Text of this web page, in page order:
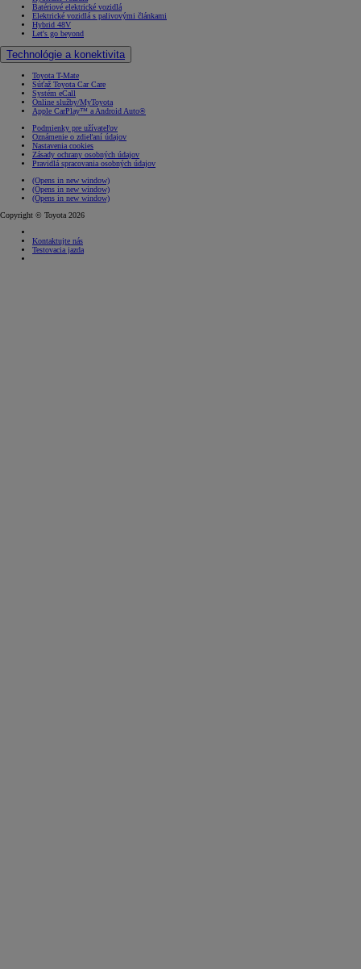
Batériové elektrické vozidlá
Elektrické vozidlá s palivovými článkami
Hybrid 48V
Let's go beyond
Technológie a konektivita
Toyota T-Mate
Súťaž Toyota Car Care
Systém eCall
Online služby/MyToyota
Apple CarPlay™ a Android Auto®
Podmienky pre užívateľov
Oznámenie o zdieľaní údajov
Nastavenia cookies
Zásady ochrany osobných údajov
Pravidlá spracovania osobných údajov
(Opens in new window)
(Opens in new window)
(Opens in new window)
Copyright © Toyota 2026
Kontaktujte nás
Testovacia jazda